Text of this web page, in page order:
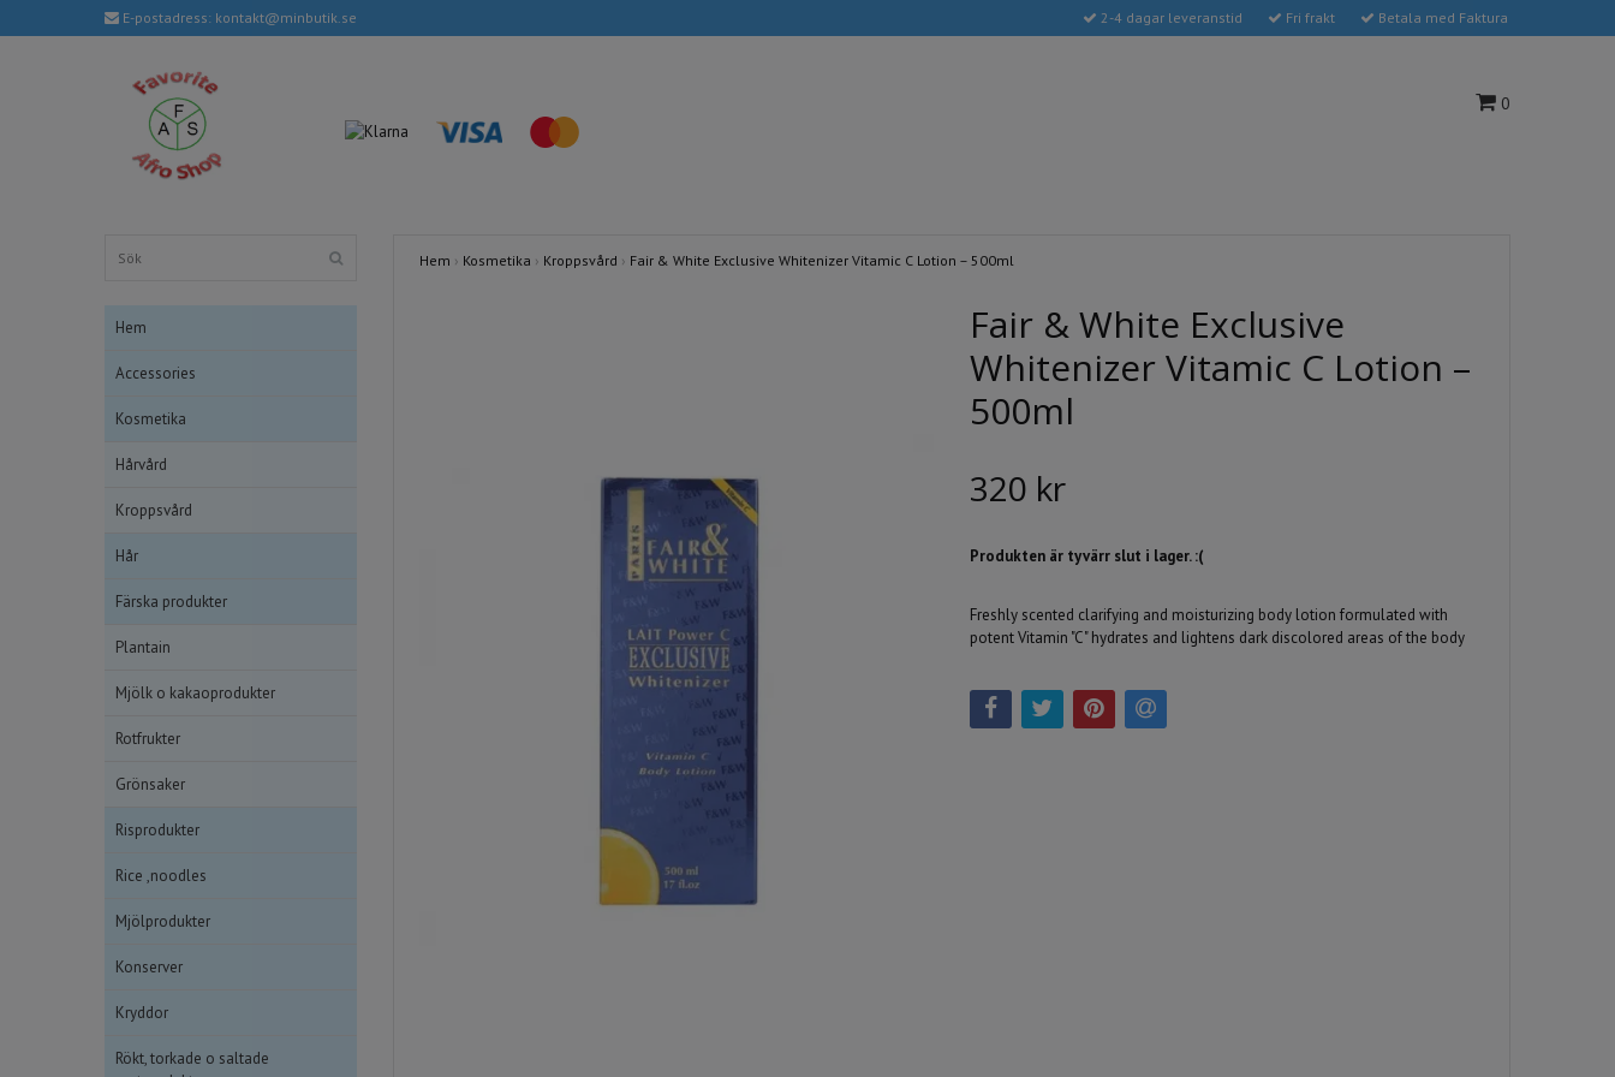
E-postadress: kontakt@minbutik.se 2-4 dagar leveranstid Fri frakt Betala med Faktura
0
Hem
Accessories
Kosmetika
Hårvård
Kroppsvård
Hår
Färska produkter
Plantain
Mjölk o kakaoprodukter
Rotfrukter
Grönsaker
Risprodukter
Rice ,noodles
Mjölprodukter
Konserver
Kryddor
Rökt, torkade o saltade
Hem › Kosmetika › Kroppsvård › Fair & White Exclusive Whitenizer Vitamic C Lotion – 500ml
Fair & White Exclusive
Whitenizer Vitamic C Lotion –
500ml
320 kr
Produkten är tyvärr slut i lager. :(
Freshly scented clarifying and moisturizing body lotion formulated with
potent Vitamin "C" hydrates and lightens dark discolored areas of the body